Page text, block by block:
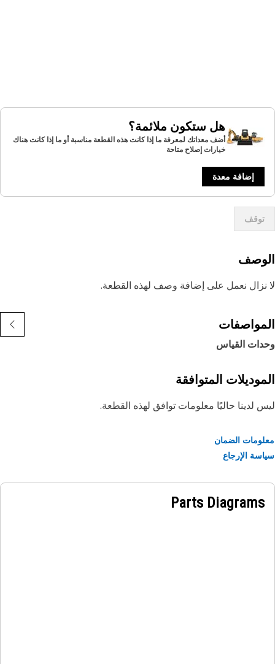
هل ستكون ملائمة؟
أضف معداتك لمعرفة ما إذا كانت هذه القطعة مناسبة أو ما إذا كانت هناك
خيارات إصلاح متاحة
إضافة معدة
توقف
نزال نعمل على إضافة وصف لهذه القطعة.
القياس
المتوافقة
لدينا حاليًا معلومات توافق لهذه القطعة.
الضمان
الإرجاع
Parts Diagrams